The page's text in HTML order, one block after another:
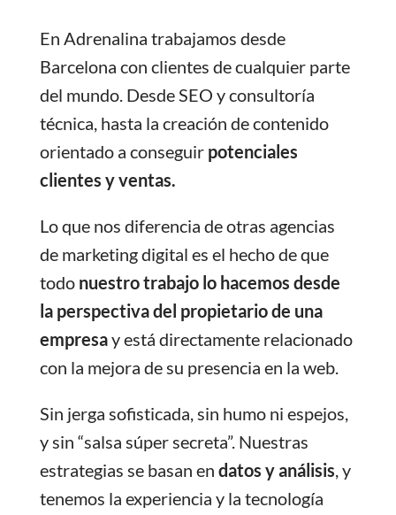
En Adrenalina trabajamos desde
Barcelona con clientes de cualquier parte
del mundo. Desde SEO y consultoría
técnica, hasta la creación de contenido
orientado a conseguir potenciales
clientes y ventas.
Lo que nos diferencia de otras agencias
de marketing digital es el hecho de que
todo nuestro trabajo lo hacemos desde
la perspectiva del propietario de una
empresay está directamente relacionado
con la mejora de su presencia en la web.
Sin jerga sofisticada, sin humo ni espejos,
y sin “salsa súper secreta”. Nuestras
estrategias se basan en datos y análisis, y
tenemos la experiencia y la tecnología